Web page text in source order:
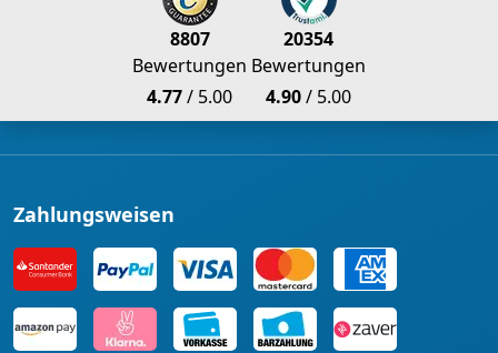
8807
Bewertungen
4.77/ 5.00
20354
Bewertungen
4.90/ 5.00
Zahlungsweisen